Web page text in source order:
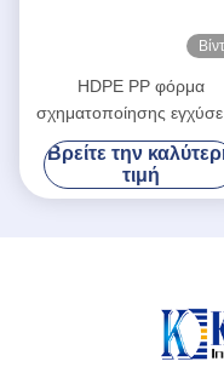
HDPE PP φόρμα
σχηματοποίησης
προσχηματισμών, πολυ
σχηματοποίηση
κοιλοτήτων
Βρείτε την
τιμή